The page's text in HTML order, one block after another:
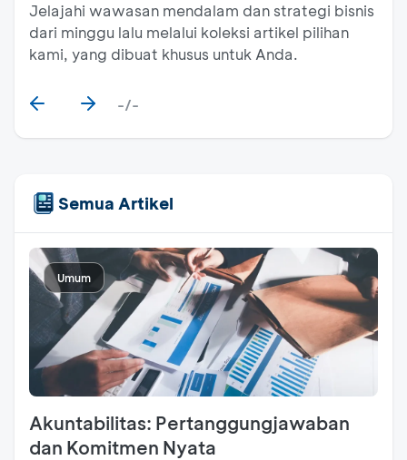
Jelajahi wawasan mendalam dan strategi bisnis
dari minggu lalu melalui koleksi artikel pilihan
kami, yang dibuat khusus untuk Anda.
-/-
Semua Artikel
Umum
Akuntabilitas: Pertanggungjawaban
dan Komitmen Nyata